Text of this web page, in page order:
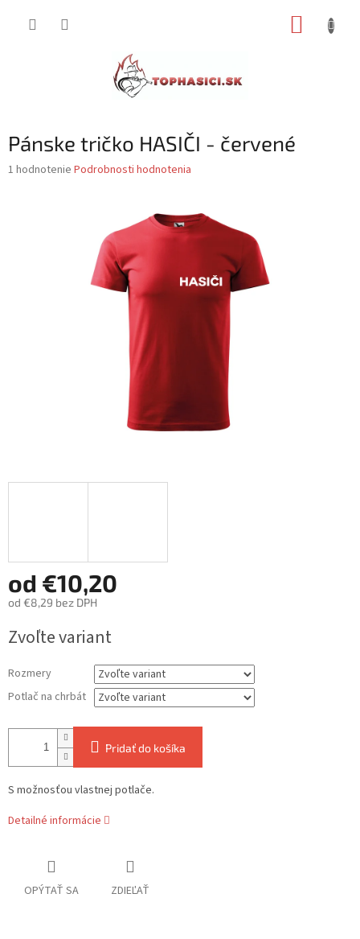
Pánske tričko HASIČI - červené
Priemerné
1 hodnotenie Podrobnosti hodnotenia
od €10,20
od €8,29 bez DPH
cena:
Zvoľte variant
Rozmery
Potlač na chrbát
Pridať do košíka
S možnosťou vlastnej potlače.
Detailné informácie
OPÝTAŤ SA ZDIEĽAŤ